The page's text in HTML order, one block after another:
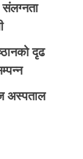
संलग्नता
दृढ
अस्पताल